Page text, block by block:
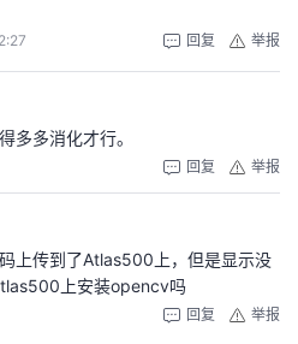
举报
回复
多多消化才行。
举报
回复
上传到了Atlas500上，但是显示没
上安装opencv吗
举报
回复